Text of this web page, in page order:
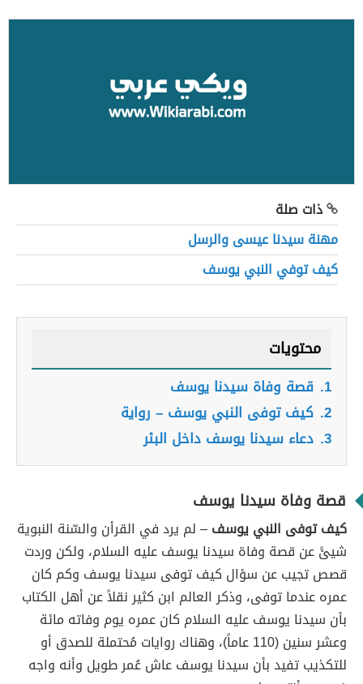
ذات صلة
مهنة سيدنا عيسى والرسل
كيف توفي النبي يوسف
محتويات
1. قصة وفاة سيدنا يوسف
2. كيف توفى النبي يوسف – رواية
3. دعاء سيدنا يوسف داخل البئر
قصة وفاة سيدنا يوسف
كيف توفى النبي يوسف– لم يرد في القرأن والسّنة النبوية
شيئً عن قصة وفاة سيدنا يوسف عليه السلام، ولكن وردت
قصص تجيب عن سؤال كيف توفى سيدنا يوسف وكم كان
عمره عندما توفى، وذكر العالم ابن كثير نقلاً عن أهل الكتاب
بأن سيدنا يوسف عليه السلام كان عمره يوم وفاته مائة
وعشر سنين (110 عاماً)، وهناك روايات مُحتملة للصدق أو
للتكذيب تفيد بأن سيدنا يوسف عاش عُمر طويل وأنه واجه